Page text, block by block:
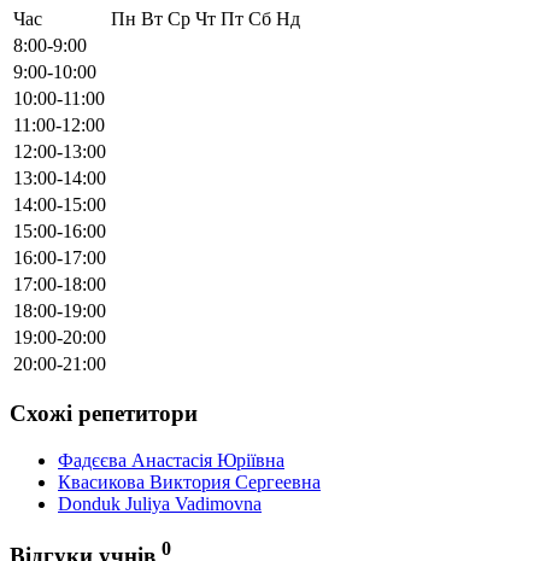
Час Пн Вт Ср Чт Пт Сб Нд
8:00-9:00
9:00-10:00
10:00-11:00
11:00-12:00
12:00-13:00
13:00-14:00
14:00-15:00
15:00-16:00
16:00-17:00
17:00-18:00
18:00-19:00
19:00-20:00
20:00-21:00
Схожі репетитори
Фадєєва Анастасія Юріївна
Квасикова Виктория Сергеевна
Donduk Juliya Vadimovna
Відгуки учнів 0